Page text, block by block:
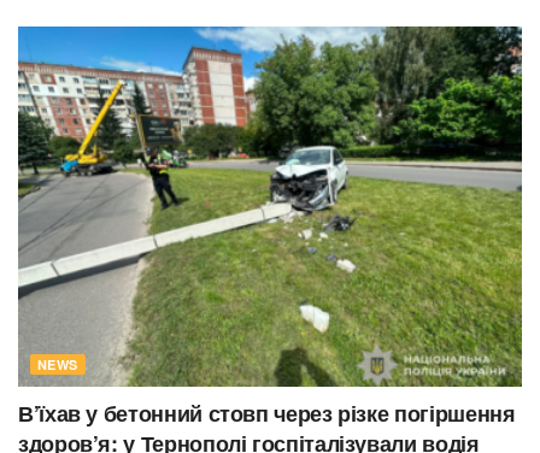
NEWS
В’їхав у бетонний стовп через різке погіршення
здоров’я: у Тернополі госпіталізували водія